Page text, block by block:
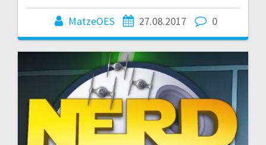
MatzeOES 27.08.2017 0